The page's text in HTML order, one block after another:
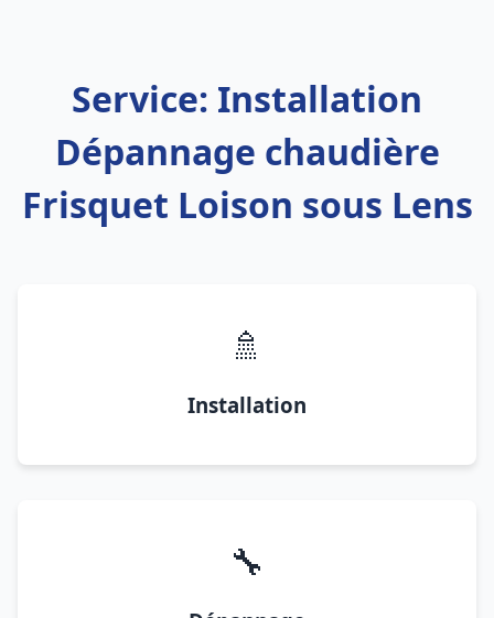
Service: Installation
Dépannage chaudière
Frisquet Loison sous Lens
🚿
Installation
🔧